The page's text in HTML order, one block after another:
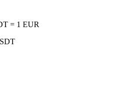
= 1 EUR